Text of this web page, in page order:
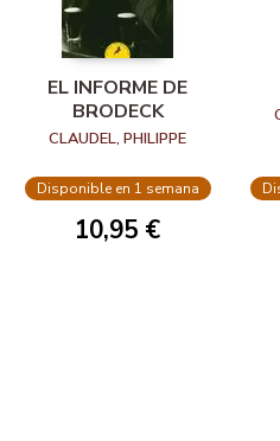
EL INFORME DE
BRODECK
CLAUDEL, PHILIPPE
Disponible en 1 semana
10,95 €